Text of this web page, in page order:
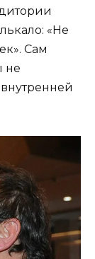
«Не
Сам
не